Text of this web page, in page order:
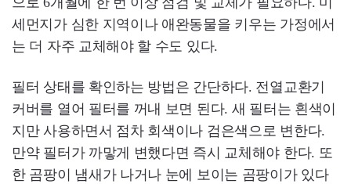
세먼지가 심한 지역이나 애완동물을 키우는 가정에서
는 더 자주 교체해야 할 수도 있다.
필터 상태를 확인하는 방법은 간단하다. 전열교환기
커버를 열어 필터를 꺼내 보면 된다. 새 필터는 흰색이
지만 사용하면서 점차 회색이나 검은색으로 변한다.
만약 필터가 까맣게 변했다면 즉시 교체해야 한다. 또
한 곰팡이 냄새가 나거나 눈에 보이는 곰팡이가 있다